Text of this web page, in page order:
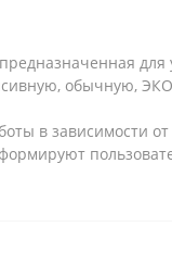
для
обычную,
в зависимости